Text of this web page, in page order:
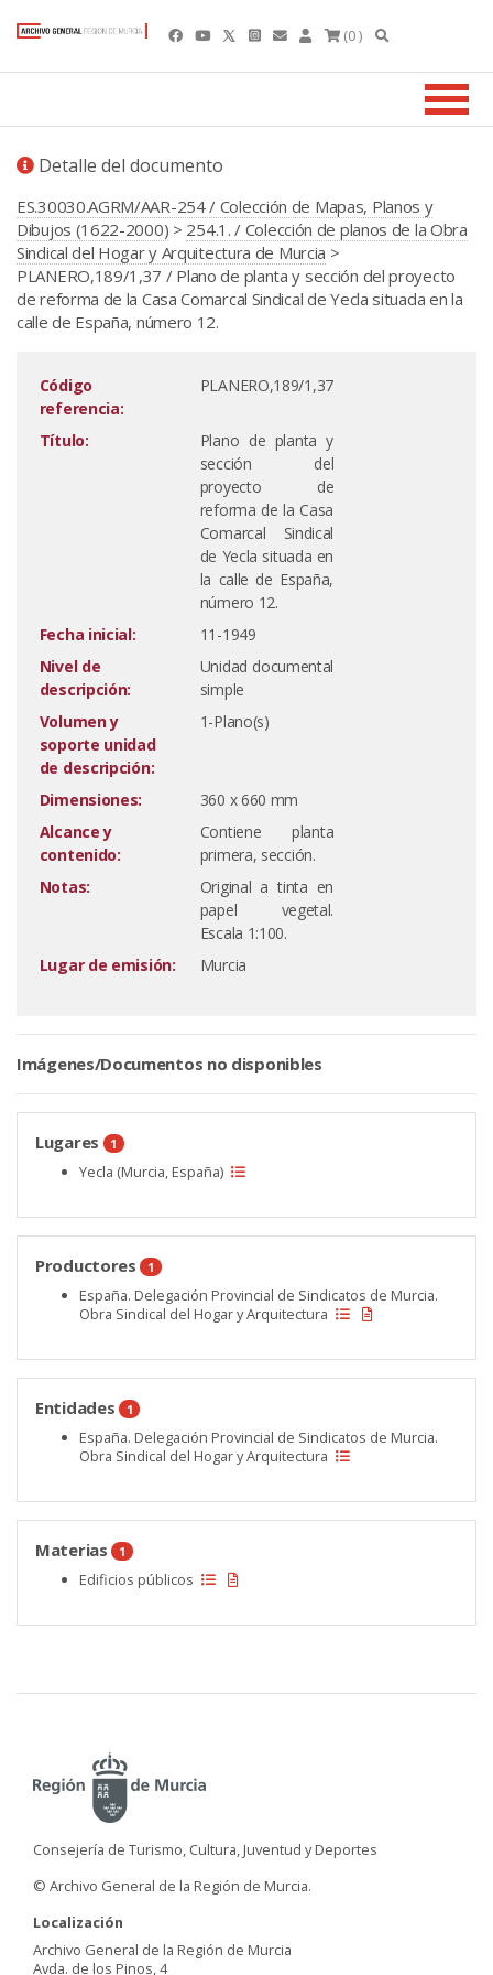
(0 )
Detalle del documento
ES.30030.AGRM/AAR-254 / Colección de Mapas, Planos y
Dibujos (1622-2000) > 254.1. / Colección de planos de la Obra
Sindical del Hogar y Arquitectura de Murcia >
PLANERO,189/1,37 / Plano de planta y sección del proyecto
de reforma de la Casa Comarcal Sindical de Yecla situada en la
calle de España, número 12.
Código
referencia:
PLANERO,189/1,37
Título:
Plano de planta y
sección del
proyecto de
reforma de la Casa
Comarcal Sindical
de Yecla situada en
la calle de España,
número 12.
Fecha inicial:
11-1949
Nivel de
descripción:
Unidad documental
simple
Volumen y
soporte unidad
de descripción:
1-Plano(s)
Dimensiones:
360 x 660 mm
Alcance y
contenido:
Contiene planta
primera, sección.
Notas:
Original a tinta en
papel vegetal.
Escala 1:100.
Lugar de emisión:
Murcia
Imágenes/Documentos no disponibles
Lugares 1
Yecla (Murcia, España)
Productores 1
España. Delegación Provincial de Sindicatos de Murcia.
Obra Sindical del Hogar y Arquitectura
Entidades 1
España. Delegación Provincial de Sindicatos de Murcia.
Obra Sindical del Hogar y Arquitectura
Materias 1
Edificios públicos
Consejería de Turismo, Cultura, Juventud y Deportes
© Archivo General de la Región de Murcia.
Localización
Archivo General de la Región de Murcia
Avda. de los Pinos, 4